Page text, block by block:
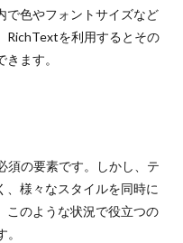
で色やフォントサイズなど
RichTextを利用するとその
ます。
須の要素です。しかし、テ
、様々なスタイルを同時に
このような状況で役立つの